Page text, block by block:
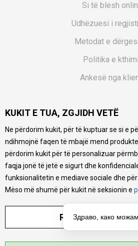
Si të blesh
Udhëzuesi i
Metodat e
Politika e
Ankesë nga
Pyetjet më të
Ne bëjmë çmos që të ofrojmë një
të produkteve tona, ofrojmë edhe
mund të garantojmë që
gabime. Të gjitha produktet janë
kjo nuk do të thotë se janë në
KUKIT E TUA, ZGJIDH VETË
Ne përdorim kukit, për të kuptuar se si e
ndihmojnë faqen të mbajë mend
përdorim kukit për të personalizuar
faqja jonë të jetë e sigurt dhe
funksionalitetin e mediave sociale dhe
Mëso më shumë për kukit në seksionin e
RREGULLO
Здраво, како